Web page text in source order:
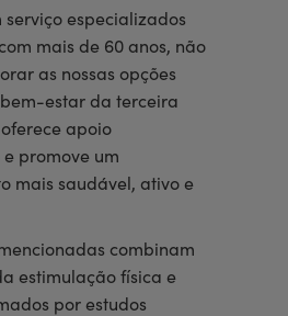
serviço especializados
mais de 60 anos, não
as nossas opções
estar da terceira
oferece apoio
promove um
mais saudável, ativo e
combinam
estimulação física e
por estudos